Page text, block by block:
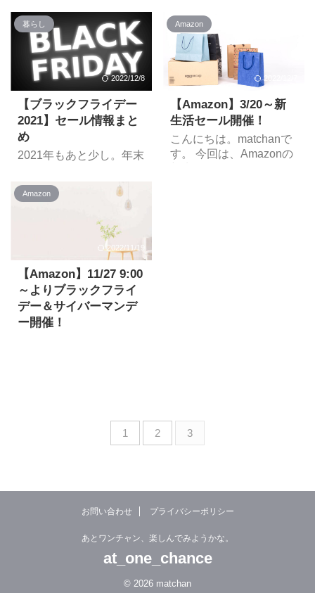
す。なぜなら特典が豊富
だから。 プライム会員特
典 配送料が無料 一般会
員でも1回につき¥2,000
以上の注文であれば無料
(Amazonが発送する商品
が対象) 対象商品のお急
ぎ ...
ッグセールです。 2015
年から始まり、これまで
の開催期間は以下の通り
でした。 2021年 6/22
0:00～6/23 23:59 2020年
10/13 0:00～ ...
のですが、 とふと気づい
たので、今回はそのお
話。 Kindle Unlimitedと
は Kindle Unlimitedは、
AmazonのKindle本(電子
書籍)が読み放題のサービ
スです。 >> Kindle
Unlimited Kindle
Unlimited Amazonアカウ
ントがあれば誰でも利用
可能 月額¥980(税込)で利
で無料で利用可能 セール
の時など、「3ヶ月無料
キャンペーン」が開催さ
ラックフライデー。
[blogcard
url="https://www.amazon.
co.jp/blackfriday/"] 個人的
に買ったもの、買おうと
したものを紹介していき
ます。 購入したもの Fire
TV Stick 4K Max リンク
セール価格：￥3,980 す
でにFire TV Stickは持っ
ていますが、購入に至っ
暮らし
2022/12/8
【ブラックフライデー
2021】セール情報まと
め
2021年もあと少し。年末
きました。 そこで今回
は、ブラックフライデー
めていきたいと思いま
す。 そもそもブラックフ
ライデーとは ブラックフ
ライデー(Black Friday)と
は、11月の第4木曜日の
翌日の金曜日のことで
す。 アメリカでは毎年
11月の第4木曜日は感謝
す。 ※随時更新予定
Amazon
2022/12/7
【Amazon】3/20～新
生活セール開催！
こんにちは。matchanで
す。 今回は、Amazonの
Amazon
2022/11/19
【Amazon】11/27 9:00
～よりブラックフライ
デー＆サイバーマンデ
ー開催！
ます！ Amazonブラック
フライデー＆サイバーマ
デー＆サイバーマンデー
です。 Amazonブラック
フライデー：
11/29(日)23:59 Amazon
1 2 3
お問い合わせ プライバシーポリシー
あとワンチャン、楽しんでみようかな。
at_one_chance
© 2026 matchan